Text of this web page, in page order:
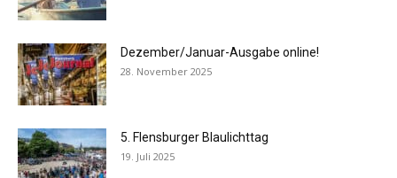
Dezember/Januar-Ausgabe online!
28. November 2025
5. Flensburger Blaulichttag
19. Juli 2025